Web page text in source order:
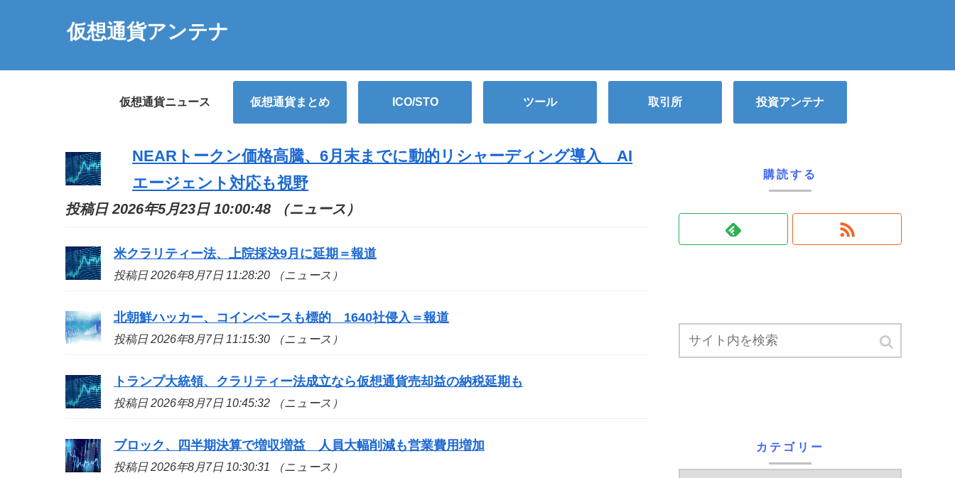
仮想通貨アンテナ
仮想通貨ニュース 仮想通貨まとめ ICO/STO ツール 取引所 投資アンテナ
NEARトークン価格高騰、6月末までに動的リシャーディング導入 AI
エージェント対応も視野
投稿日 2026年5月23日 10:00:48 （ニュース）
米クラリティー法、上院採決9月に延期＝報道
投稿日 2026年8月7日 11:28:20 （ニュース）
北朝鮮ハッカー、コインベースも標的 1640社侵入＝報道
投稿日 2026年8月7日 11:15:30 （ニュース）
トランプ大統領、クラリティー法成立なら仮想通貨売却益の納税延期も
投稿日 2026年8月7日 10:45:32 （ニュース）
ブロック、四半期決算で増収増益 人員大幅削減も営業費用増加
投稿日 2026年8月7日 10:30:31 （ニュース）
購読する
カテゴリー